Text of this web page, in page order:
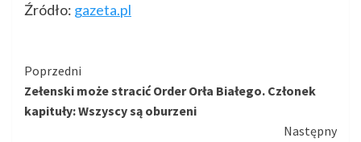
Źródło: gazeta.pl
Kontynuuj
czytanie
Poprzedni
Zełenski może stracić Order Orła Białego. Członek
kapituły: Wszyscy są oburzeni
Następny